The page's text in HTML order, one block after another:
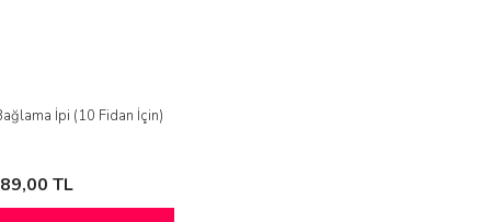
İpi (10 Fidan İçin)
89,00 TL